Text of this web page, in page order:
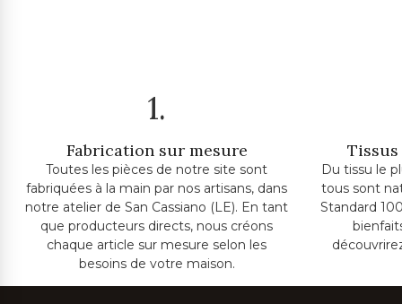
1.
Fabrication sur mesure
Toutes les pièces de notre site sont
fabriquées à la main par nos artisans, dans
notre atelier de San Cassiano (LE). En tant
que producteurs directs, nous créons
chaque article sur mesure selon les
besoins de votre maison.
Du tissu le
tous sont
Standard